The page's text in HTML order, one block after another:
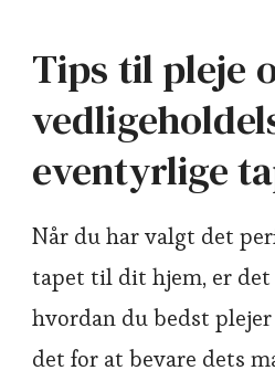
Tips til pleje
eventyrlige
Når du har valgt det
tapet til dit hjem, er
hvordan du bedst
det for at bevare dets